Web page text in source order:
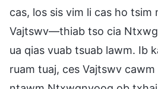
cas, los sis vim li cas ho tsim
Vajtswv—thiab tso cia
ua qias vuab tsuab lawm. Ib
ruam tuaj, ces Vajtswv